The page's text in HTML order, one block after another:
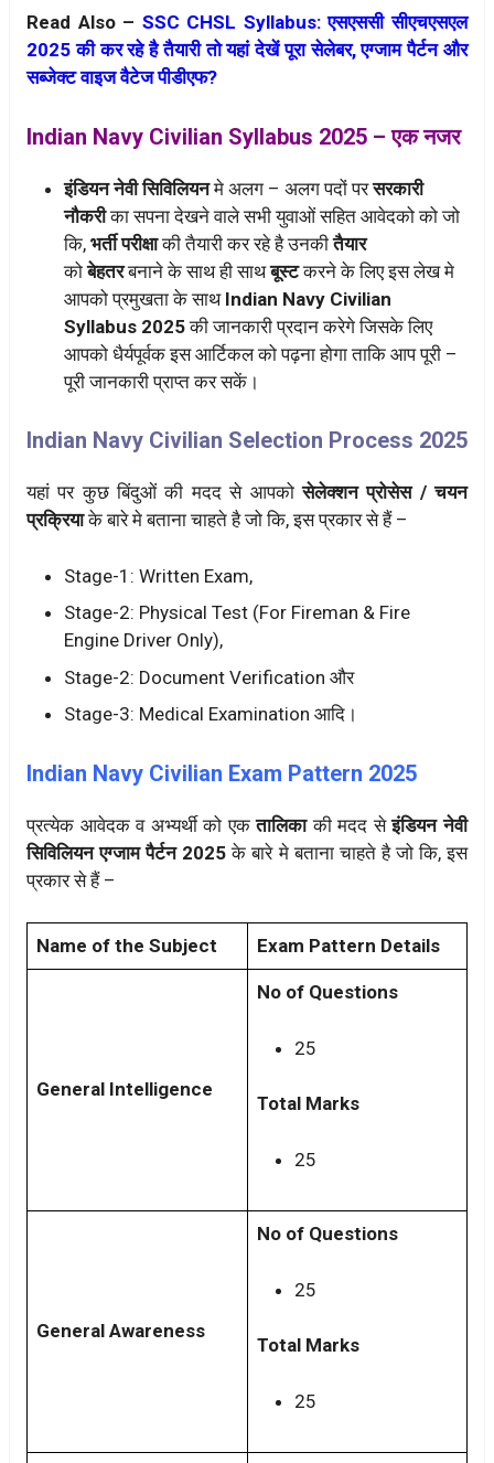
Read Also – SSC CHSL Syllabus: एसएससी सीएचएसएल
2025 की कर रहे है तैयारी तो यहां देखें पूरा सेलेबर, एग्जाम पैर्टन और
सब्जेक्ट वाइज वैटेज पीडीएफ?
Indian Navy Civilian Syllabus 2025 – एक नजर
इंडियन नेवी सिविलियनमे अलग – अलग पदों परसरकारी
नौकरीका सपना देखने वाले सभी युवाओं सहित आवेदको को जो
कि, भर्ती परीक्षाकी तैयारी कर रहे है उनकीतैयार
कोबेहतरबनाने के साथ ही साथबूस्टकरने के लिए इस लेख मे
आपको प्रमुखता के साथ Indian Navy Civilian
Syllabus 2025की जानकारी प्रदान करेगे जिसके लिए
आपको धैर्यपूर्वक इस आर्टिकल को पढ़ना होगा ताकि आप पूरी –
पूरी जानकारी प्राप्त कर सकें।
Indian Navy Civilian Selection Process 2025
यहां पर कुछ बिंदुओं की मदद से आपकोसेलेक्शन प्रोसेस / चयन
प्रक्रियाके बारे मे बताना चाहते है जो कि, इस प्रकार से हैं –
Stage-1: Written Exam,
Stage-2: Physical Test (For Fireman & Fire
Engine Driver Only),
Stage-2: Document Verification और
Stage-3: Medical Examination आदि।
Indian Navy Civilian Exam Pattern 2025
प्रत्येक आवेदक व अभ्यर्थी को एकतालिकाकी मदद सेइंडियन नेवी
सिविलियन एग्जाम पैर्टन 2025के बारे मे बताना चाहते है जो कि, इस
प्रकार से हैं –
Name of the Subject Exam Pattern Details
General Intelligence
No of Questions
25
Total Marks
25
General Awareness
No of Questions
25
Total Marks
25